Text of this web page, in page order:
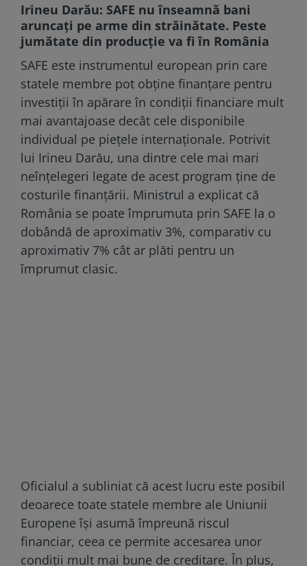
Irineu Darău: SAFE nu înseamnă bani
aruncați pe arme din străinătate. Peste
jumătate din producție va fi în România
SAFE este instrumentul european prin care
statele membre pot obține finanțare pentru
investiții în apărare în condiții financiare mult
mai avantajoase decât cele disponibile
individual pe piețele internaționale. Potrivit
lui Irineu Darău, una dintre cele mai mari
neînțelegeri legate de acest program ține de
costurile finanțării. Ministrul a explicat că
România se poate împrumuta prin SAFE la o
dobândă de aproximativ 3%, comparativ cu
aproximativ 7% cât ar plăti pentru un
împrumut clasic.
Oficialul a subliniat că acest lucru este posibil
deoarece toate statele membre ale Uniunii
Europene își asumă împreună riscul
financiar, ceea ce permite accesarea unor
condiții mult mai bune de creditare. În plus,